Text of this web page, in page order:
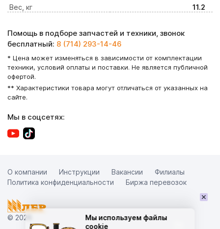
Вес, кг
11.2
Мы используем файлы
cookie
Помощь в подборе запчастей и техники, звонок
бесплатный: 8 (714) 293-14-46
* Цена может изменяться в зависимости от комплектации
техники, условий оплаты и поставки. Не является публичной
офертой.
** Характеристики товара могут отличаться от указанных на
сайте.
Мы в соцсетях:
© 2026
О компании Инструкции Вакансии
Филиалы
Политика конфиденциальности
Биржа перевозок
×